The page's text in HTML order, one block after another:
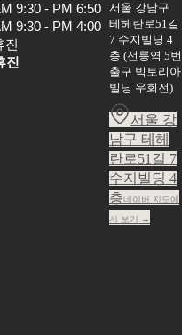
9:30 - PM 6:50
9:30 - PM 4:00
진
진
서울 강남구
테헤란로51길
7 수지빌딩 4
층 (선릉역 5번
출구 빅토리아
빌딩 우회전)
서울 강
남구 테헤
란로51길 7
수지빌딩 4
층네이버 지도에
서 보기 →